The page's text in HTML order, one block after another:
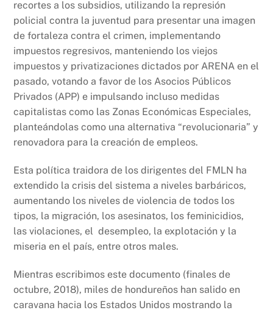
recortes a los subsidios, utilizando la represión
policial contra la juventud para presentar una imagen
de fortaleza contra el crimen, implementando
impuestos regresivos, manteniendo los viejos
impuestos y privatizaciones dictados por ARENA en el
pasado, votando a favor de los Asocios Públicos
Privados (APP) e impulsando incluso medidas
capitalistas como las Zonas Económicas Especiales,
planteándolas como una alternativa “revolucionaria” y
renovadora para la creación de empleos.
Esta política traidora de los dirigentes del FMLN ha
extendido la crisis del sistema a niveles barbáricos,
aumentando los niveles de violencia de todos los
tipos, la migración, los asesinatos, los feminicidios,
las violaciones, el desempleo, la explotación y la
miseria en el país, entre otros males.
Mientras escribimos este documento (finales de
octubre, 2018), miles de hondureños han salido en
caravana hacia los Estados Unidos mostrando la